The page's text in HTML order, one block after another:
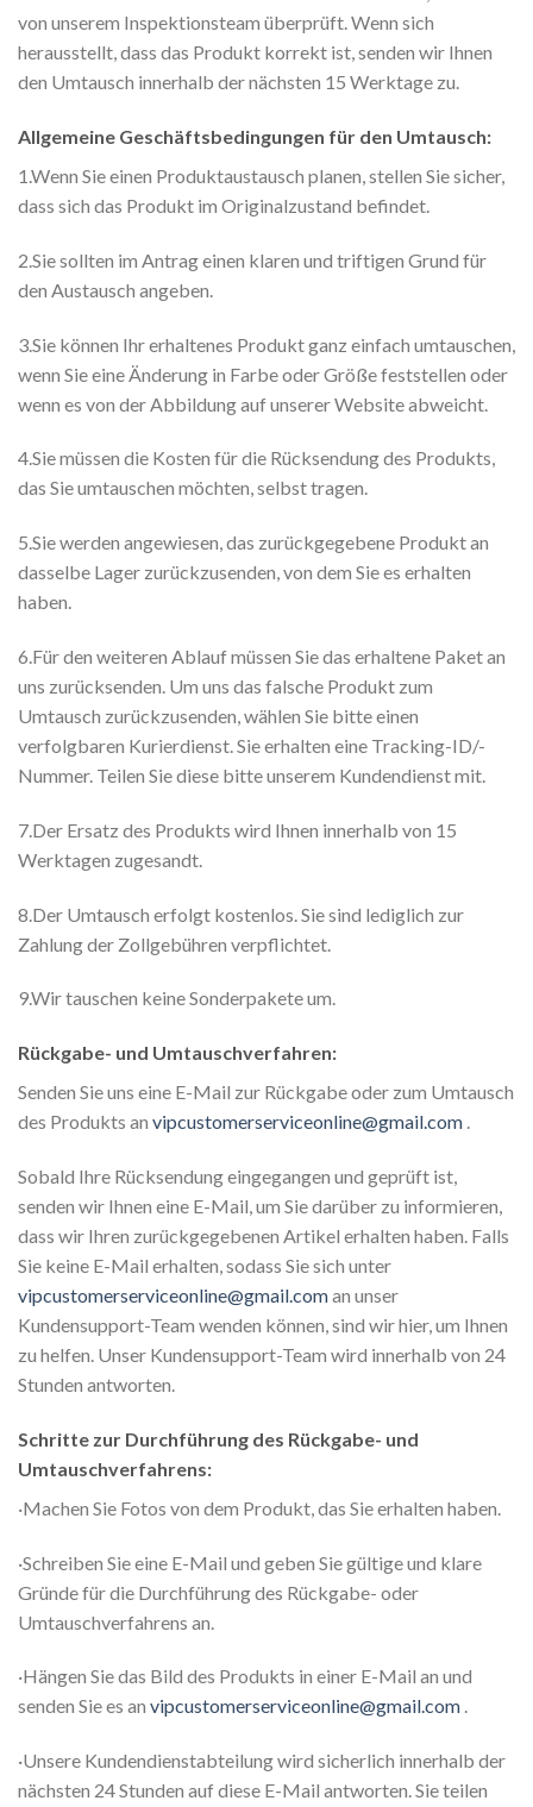
von unserem Inspektionsteam überprüft. Wenn sich
herausstellt, dass das Produkt korrekt ist, senden wir Ihnen
den Umtausch innerhalb der nächsten 15 Werktage zu.
Allgemeine Geschäftsbedingungen für den Umtausch:
1.Wenn Sie einen Produktaustausch planen, stellen Sie sicher,
dass sich das Produkt im Originalzustand befindet.
2.Sie sollten im Antrag einen klaren und triftigen Grund für
den Austausch angeben.
3.Sie können Ihr erhaltenes Produkt ganz einfach umtauschen,
wenn Sie eine Änderung in Farbe oder Größe feststellen oder
wenn es von der Abbildung auf unserer Website abweicht.
4.Sie müssen die Kosten für die Rücksendung des Produkts,
das Sie umtauschen möchten, selbst tragen.
5.Sie werden angewiesen, das zurückgegebene Produkt an
dasselbe Lager zurückzusenden, von dem Sie es erhalten
haben.
6.Für den weiteren Ablauf müssen Sie das erhaltene Paket an
uns zurücksenden. Um uns das falsche Produkt zum
Umtausch zurückzusenden, wählen Sie bitte einen
verfolgbaren Kurierdienst. Sie erhalten eine Tracking-ID/-
Nummer. Teilen Sie diese bitte unserem Kundendienst mit.
7.Der Ersatz des Produkts wird Ihnen innerhalb von 15
Werktagen zugesandt.
8.Der Umtausch erfolgt kostenlos. Sie sind lediglich zur
Zahlung der Zollgebühren verpflichtet.
9.Wir tauschen keine Sonderpakete um.
Rückgabe- und Umtauschverfahren:
Senden Sie uns eine E-Mail zur Rückgabe oder zum Umtausch
des Produkts an vipcustomerserviceonline@gmail.com .
Sobald Ihre Rücksendung eingegangen und geprüft ist,
senden wir Ihnen eine E-Mail, um Sie darüber zu informieren,
dass wir Ihren zurückgegebenen Artikel erhalten haben. Falls
Sie keine E-Mail erhalten, sodass Sie sich unter
vipcustomerserviceonline@gmail.coman unser
Kundensupport-Team wenden können, sind wir hier, um Ihnen
zu helfen. Unser Kundensupport-Team wird innerhalb von 24
Stunden antworten.
Schritte zur Durchführung des Rückgabe- und
Umtauschverfahrens:
·Machen Sie Fotos von dem Produkt, das Sie erhalten haben.
·Schreiben Sie eine E-Mail und geben Sie gültige und klare
Gründe für die Durchführung des Rückgabe- oder
Umtauschverfahrens an.
·Hängen Sie das Bild des Produkts in einer E-Mail an und
senden Sie es an vipcustomerserviceonline@gmail.com .
·Unsere Kundendienstabteilung wird sicherlich innerhalb der
nächsten 24 Stunden auf diese E-Mail antworten. Sie teilen